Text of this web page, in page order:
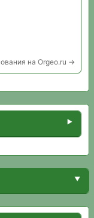
на Orgeo.ru →